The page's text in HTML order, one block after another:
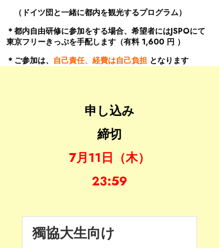
（ ドイツ団と一緒に都内を観光するプログラム）
＊都内自由研修に参加をする場合、希望者にはJSPOにて
東京フリーきっぷを手配します （有料 1,600 円 ）
＊ご参加は、 自己責任、経費は自己負担 となります
申し込み
締切
7月11日（木）
23:59
獨協大生向け